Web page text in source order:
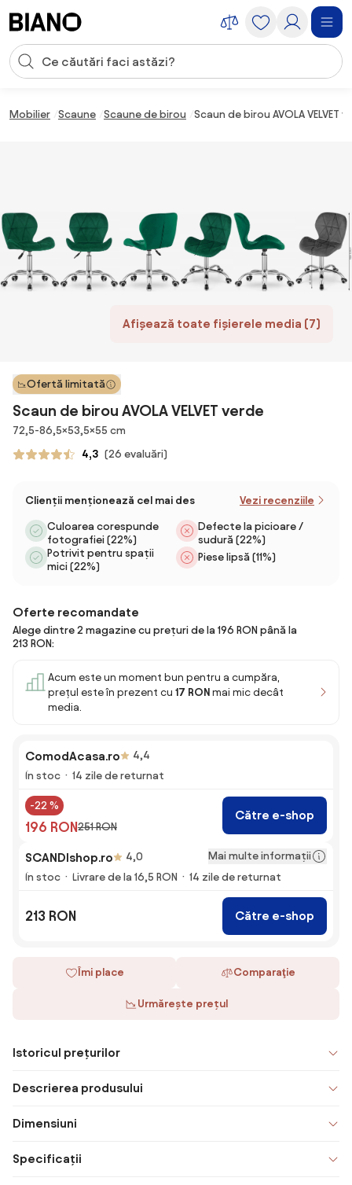
Introducerea căutării
Mobilier Scaune Scaune de birou Scaun de birou AVOLA VELVET
Afișează toate fișierele media (7)
Ofertă limitată
Scaun de birou AVOLA VELVET verde
Dimensiuni
72,5-86,5×53,5×55 cm
4,3 (26 evaluări)
Clienții menționează cel mai des Vezi recenziile
Culoarea corespunde
fotografiei (22%)
Potrivit pentru spații
mici (22%)
Defecte la picioare /
sudură (22%)
Piese lipsă (11%)
Oferte recomandate
Alege dintre 2 magazine cu prețuri de la 196 RON până la
213 RON:
Acum este un moment bun pentru a cumpăra,
prețul este în prezent cu 17 RON mai mic decât
media.
ComodAcasa.ro
4,4
În stoc
14 zile de returnat
-22 %
196 RON251 RON
Către e-shop
SCANDIshop.ro 4,0
Mai multe informații
În stoc
Livrare de la 16,5 RON 14 zile de returnat
213 RON Către e-shop
Îmi place Comparaţie
Urmărește prețul
Istoricul prețurilor
Descrierea produsului
Dimensiuni
Specificații